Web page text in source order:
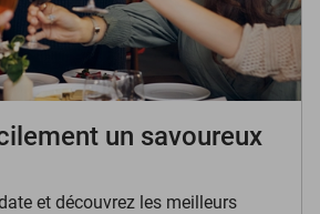
un savoureux
et découvrez les meilleurs